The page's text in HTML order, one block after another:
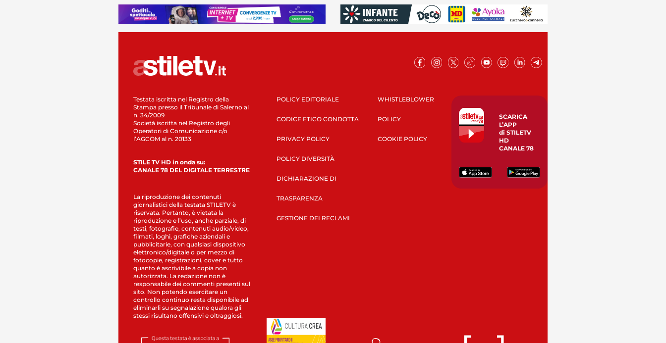
Testata iscritta nel Registro della
Stampa presso il Tribunale di Salerno al
n. 34/2009
Società iscritta nel Registro degli
Operatori di Comunicazione c/o
l’AGCOM al n. 20133
STILE TV HD in onda su:
CANALE 78 DEL DIGITALE TERRESTRE
La riproduzione dei contenuti
giornalistici della testata STILETV è
riservata. Pertanto, è vietata la
riproduzione e l’uso, anche parziale, di
testi, fotografie, contenuti audio/video,
filmati, loghi, grafiche aziendali e
pubblicitarie, con qualsiasi dispositivo
elettronico/digitale o per mezzo di
fotocopie, registrazioni, cover e tutto
quanto è ascrivibile a copia non
autorizzata. La redazione non è
responsabile dei commenti presenti sul
sito. Non potendo esercitare un
controllo continuo resta disponibile ad
eliminarli su segnalazione qualora gli
stessi risultano offensivi e oltraggiosi.
POLICY EDITORIALE
CODICE ETICO CONDOTTA
PRIVACY POLICY
POLICY DIVERSITÀ
DICHIARAZIONE DI
TRASPARENZA
GESTIONE DEI RECLAMI
WHISTLEBLOWER
POLICY
COOKIE POLICY
SCARICA
L’APP
di STILETV
HD
CANALE 78